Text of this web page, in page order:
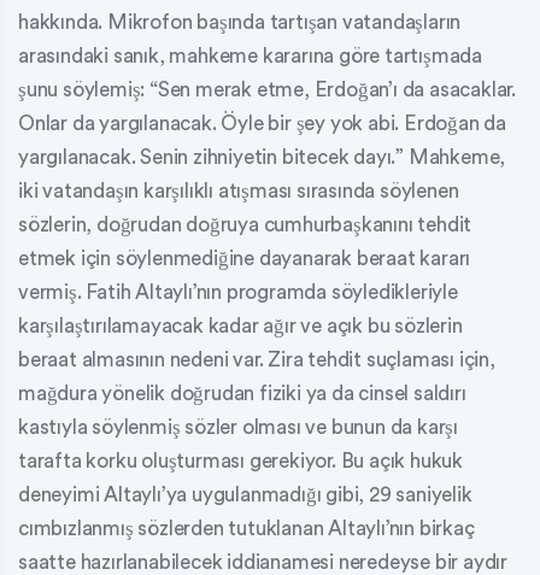
hakkında. Mikrofon başında tartışan vatandaşların
arasındaki sanık, mahkeme kararına göre tartışmada
şunu söylemiş: “Sen merak etme, Erdoğan’ı da asacaklar.
Onlar da yargılanacak. Öyle bir şey yok abi. Erdoğan da
yargılanacak. Senin zihniyetin bitecek dayı.” Mahkeme,
iki vatandaşın karşılıklı atışması sırasında söylenen
sözlerin, doğrudan doğruya cumhurbaşkanını tehdit
etmek için söylenmediğine dayanarak beraat kararı
vermiş. Fatih Altaylı’nın programda söyledikleriyle
karşılaştırılamayacak kadar ağır ve açık bu sözlerin
beraat almasının nedeni var. Zira tehdit suçlaması için,
mağdura yönelik doğrudan fiziki ya da cinsel saldırı
kastıyla söylenmiş sözler olması ve bunun da karşı
tarafta korku oluşturması gerekiyor. Bu açık hukuk
deneyimi Altaylı’ya uygulanmadığı gibi, 29 saniyelik
cımbızlanmış sözlerden tutuklanan Altaylı’nın birkaç
saatte hazırlanabilecek iddianamesi neredeyse bir aydır